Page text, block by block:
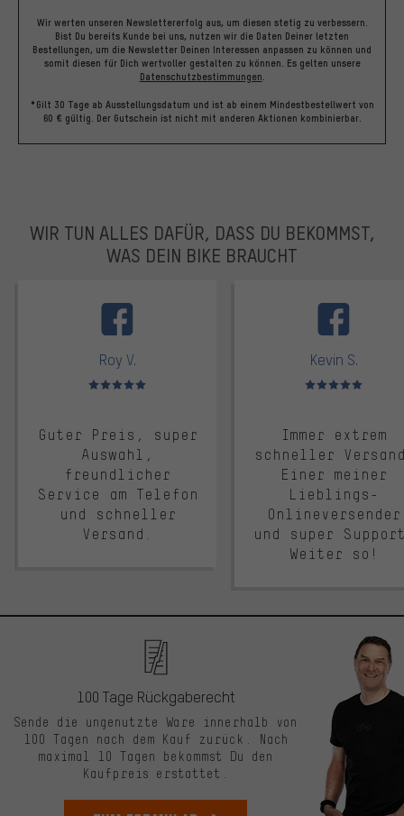
Wir werten unseren Newslettererfolg aus, um diesen stetig zu verbessern.
Bist Du bereits Kunde bei uns, nutzen wir die Daten Deiner letzten
Bestellungen, um die Newsletter Deinen Interessen anpassen zu können und
somit diesen für Dich wertvoller gestalten zu können. Es gelten unsere
Datenschutzbestimmungen.
*Gilt 30 Tage ab Ausstellungsdatum und ist ab einem Mindestbestellwert von
60 € gültig. Der Gutschein ist nicht mit anderen Aktionen kombinierbar.
WIR TUN ALLES DAFÜR, DASS DU BEKOMMST,
WAS DEIN BIKE BRAUCHT
Roy V.
Bewertungen: 5 von 5
Guter Preis, super
Auswahl,
freundlicher
Service am Telefon
und schneller
Versand.
Kevin S.
Bewertungen: 5 von 5
Immer extrem
schneller
Einer meiner
Lieblings-
Onlineversender
und super
Weiter so!
100 Tage Rückgaberecht
Sende die ungenutzte Ware innerhalb von
100 Tagen nach dem Kauf zurück. Nach
maximal 10 Tagen bekommst Du den
Kaufpreis erstattet.